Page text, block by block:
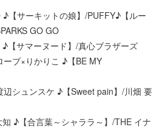
♪【サーキットの娘】/PUFFY♪【ルー
GO GO
【サマーヌード】/真心ブラザーズ
ーブ×りかりこ ♪【BE MY
辺シュンスケ ♪【Sweet pain】/川畑 要
♪【合言葉～シャララ～】/THE イナ